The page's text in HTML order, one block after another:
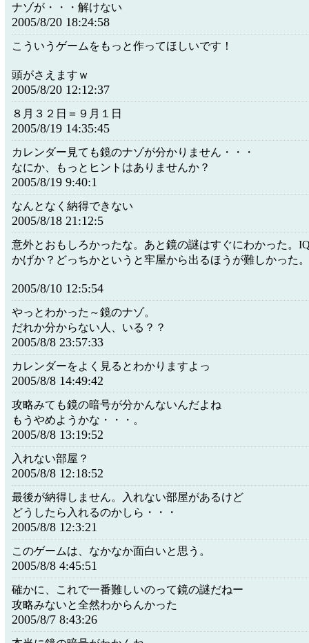
ナゾが・・・解けない
2005/8/20 18:24:58
こういうゲームをもっと作ってほしいです！
頭がさえますｗ
2005/8/20 12:12:37
８月３２日＝９月１日
2005/8/19 14:35:45
カレンダー見ても鏡のナゾが分かりません・・・
なにか、もっとヒントはありませんか？
2005/8/19 9:40:1
なんとなく納得できない
2005/8/18 21:12:5
意外とおもしろかったな。あと鏡の謎はすぐにわかった。
かげか？どっちかというと牢屋から出るほうが難しかった。
2005/8/10 12:5:54
やっとわかった～鏡のナゾ。
だれか分からない人、いる？？
2005/8/8 23:57:33
カレンダーをよく見るとわかりますよっ
2005/8/8 14:49:42
攻略みても鏡の暗号が分かんないんだよね
もうやめようかな・・・。
2005/8/8 13:19:52
入れない部屋？
2005/8/8 12:18:52
最後が納得しません。入れない部屋があるけど
どうしたら入れるのかしら・・・
2005/8/8 12:3:21
このゲームは、なかなか面白いと思う。
2005/8/8 4:45:51
確かに、これで一番難しいのって鏡の謎だねー
攻略みないと全然わからんかった
2005/8/7 8:43:26